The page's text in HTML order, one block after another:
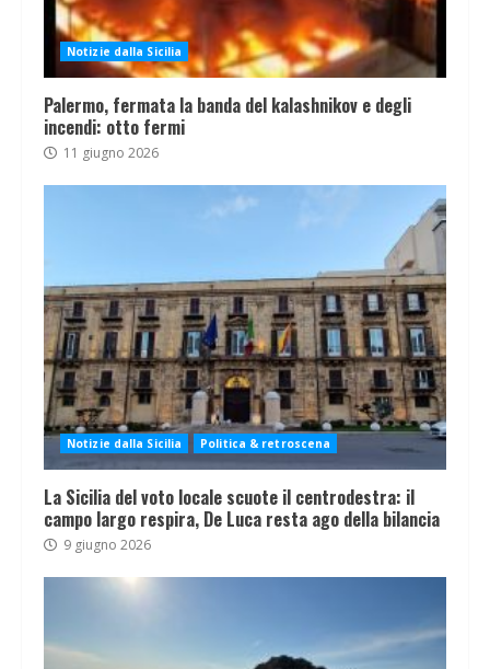
Notizie dalla Sicilia
Palermo, fermata la banda del kalashnikov e degli
incendi: otto fermi
11 giugno 2026
Notizie dalla Sicilia Politica & retroscena
La Sicilia del voto locale scuote il centrodestra: il
campo largo respira, De Luca resta ago della bilancia
9 giugno 2026